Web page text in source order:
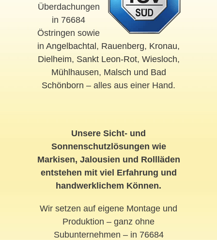
Überdachungen
in 76684
Östringen sowie
in Angelbachtal , Rauenberg, Kronau,
Dielheim, Sankt Leon-Rot, Wiesloch,
Mühlhausen, Malsch und Bad
Schönborn – alles aus einer Hand.
Unsere Sicht- und
Sonnenschutzlösungen wie
Markisen, Jalousien und Rollläden
entstehen mit viel Erfahrung und
handwerklichem Können.
Wir setzen auf eigene Montage und
Produktion – ganz ohne
Subunternehmen – in 76684